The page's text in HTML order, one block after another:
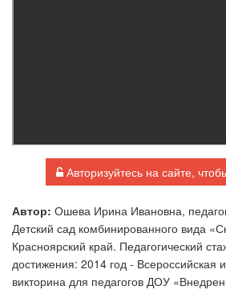
Авторизуйтесь на сайте,
Автор: Ошева Ирина Ивановна,
Детский сад комбинированного вида
Красноярский край. Педагогический
достижения: 2014 год - Всероссийская
викторина для педагогов ДОУ